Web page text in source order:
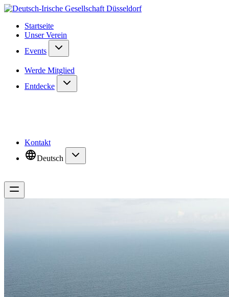
Startseite
Unser Verein
Events
Werde Mitglied
Entdecke
Kontakt
Deutsch